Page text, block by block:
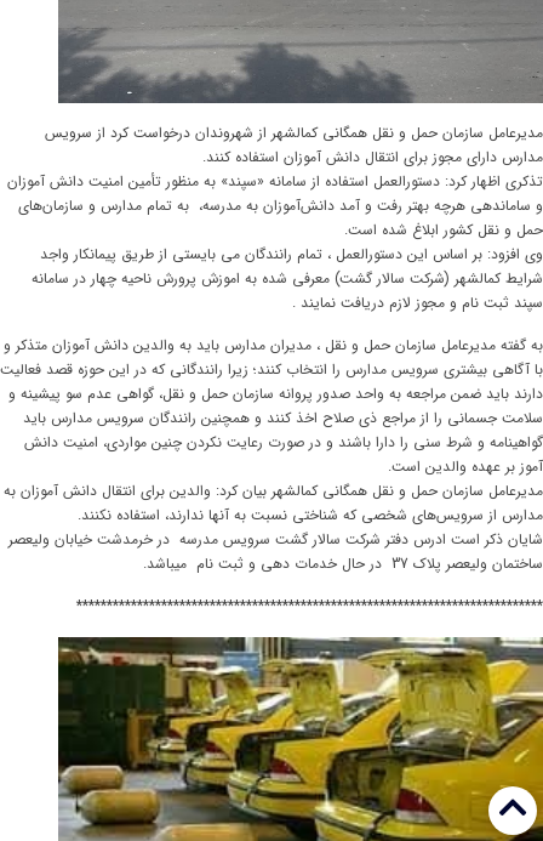
مدیرعامل سازمان حمل و نقل همگانی کمالشهر از شهروندان درخواست کرد از سرویس
مدارس دارای مجوز برای انتقال دانش آموزان استفاده کنند.
تذکری اظهار کرد: دستورالعمل استفاده از سامانه «سپند» به منظور تأمین امنیت دانش آموزان
و ساماندهی هرچه بهتر رفت و آمد دانش‌آموزان به مدرسه، به تمام مدارس و سازمان‌های
حمل و نقل کشور ابلاغ شده است.
وی افزود: بر اساس این دستورالعمل ، تمام رانندگان می بایستی از طریق پیمانکار واجد
شرایط کمالشهر (شرکت سالار گشت) معرفی شده به اموزش پرورش ناحیه چهار در سامانه
سپند ثبت نام و مجوز لازم دریافت نمایند .
به گفته مدیرعامل سازمان حمل و نقل ، مدیران مدارس باید به والدین دانش آموزان متذکر و
با آگاهی بیشتری سرویس مدارس را انتخاب کنند؛ زیرا رانندگانی که در این حوزه قصد فعالیت
دارند باید ضمن مراجعه به واحد صدور پروانه سازمان حمل و نقل، گواهی عدم سو پیشینه و
سلامت جسمانی را از مراجع ذی صلاح اخذ کنند و همچنین رانندگان سرویس مدارس باید
گواهینامه و شرط سنی را دارا باشند و در صورت رعایت نکردن چنین مواردی، امنیت دانش
آموز بر عهده والدین است.
مدیرعامل سازمان حمل و نقل همگانی کمالشهر بیان کرد: والدین برای انتقال دانش آموزان به
مدارس از سرویس‌های شخصی که شناختی نسبت به آنها ندارند، استفاده نکنند.
شایان ذکر است ادرس دفتر شرکت سالار گشت سرویس مدرسه در خرمدشت خیابان ولیعصر
ساختمان ولیعصر پلاک 37 در حال خدمات دهی و ثبت نام میباشد.
*****************************************************************************